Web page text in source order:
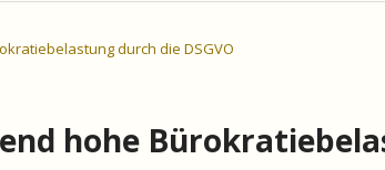
durch die DSGVO
hohe